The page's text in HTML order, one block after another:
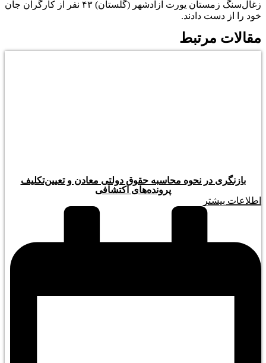
زغال‌سنگ زمستان یورت آزادشهر (گلستان) ۴۳ نفر از کارگران جان
خود را از دست دادند.
مقالات مرتبط
بازنگری در نحوه محاسبه حقوق دولتی معادن و تعیین‌تکلیف
پرونده‌های اکتشافی
اطلاعات بیشتر